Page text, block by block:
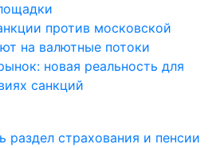
против московской
на валютные потоки
новая реальность для
санкций